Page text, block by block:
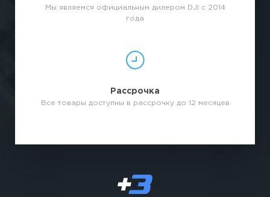
Мы являемся официальным дилером DJI с 2014
года
Рассрочка
Все товары доступны в рассрочку до 12 месяцев